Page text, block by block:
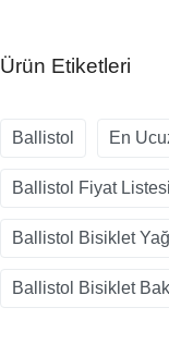
Ürün Etiketleri
Ballistol En
Ballistol Fiyat Listesi
Ballistol Bisiklet
Ballistol Bisiklet